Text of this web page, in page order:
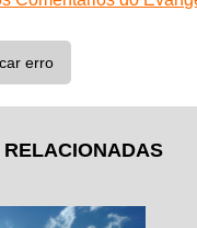
erro
RELACIONADAS